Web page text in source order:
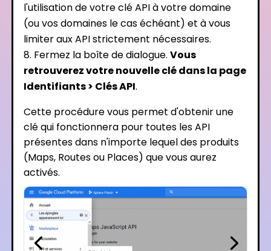
l'utilisation de votre clé API à votre domaine
(ou vos domaines le cas échéant) et à vous
limiter aux API strictement nécessaires.
Fermez la boîte de dialogue. Vous
retrouverez votre nouvelle clé dans la page
Identifiants > Clés API.
Cette procédure vous permet d'obtenir une
clé qui fonctionnera pour toutes les API
présentes dans n'importe lequel des produits
(Maps, Routes ou Places) que vous aurez
activés.